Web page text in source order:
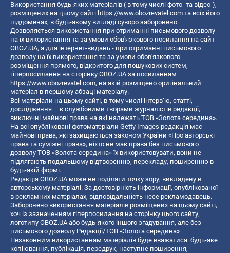
Використання будь-яких матеріалів ( в тому числі фото- та відео-),
розміщених на цьому сайті https://www.obozrevatel.com та всіх його
піддоменах, в будь-якому вигляді суворо заборонено.
Дозволяється використання при отриманні письмового дозволу
на їх використання та за умови обов'язкового посилання на сайт
OBOZ.UA, а для інтернет-видань - при отриманні письмового
дозволу на їх використання та за умови обов'язкового
розміщення прямого, відкритого для пошукових систем,
гіперпосилання на сторінку OBOZ.UA за посиланням
https://www.obozrevatel.com, на якій розміщено оригінальний
матеріал в першому абзаці матеріалу.
Всі матеріали на цьому сайті, в тому числі інтерв’ю, статті,
дослідження – є службовими творами журналістів редакції,
виключні майнові права на які належать ТОВ «Золота середина».
На всі опубліковані фотоматеріали Getty Images редакція має
майнові права, які захищаються законом України «Про авторські
права та суміжні права», ніхто не має права без письмового
дозволу ТОВ «Золота середина» їх використовувати, вони не
підлягають подальшому відтворенню, перекладу, поширенню в
будь-якій формі.
Редакція OBOZ.UA може не поділяти точку зору, викладену в
авторському матеріалі. За достовірність інформації, опублікованої
в рекламних матеріалах, відповідальність несе рекламодавець.
Заборонено використання матеріалів розміщених на цьому сайті,
хоч із зазначенням гіперпосилання на сторінку цього сайту,
логотипу OBOZ.UA або будь-якого іншого згадування, але без
письмового дозволу Редакції/ТОВ «Золота середина»
Незаконним використанням матеріалів буде вважатися: будь-яке
копiювання, публiкацiя, передрук, наступне поширення,